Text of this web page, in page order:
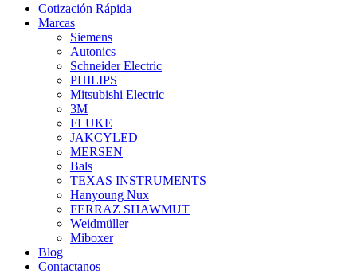
Cotización Rápida
Marcas
Siemens
Autonics
Schneider Electric
PHILIPS
Mitsubishi Electric
3M
FLUKE
JAKCYLED
MERSEN
Bals
TEXAS INSTRUMENTS
Hanyoung Nux
FERRAZ SHAWMUT
Weidmüller
Miboxer
Blog
Contactanos